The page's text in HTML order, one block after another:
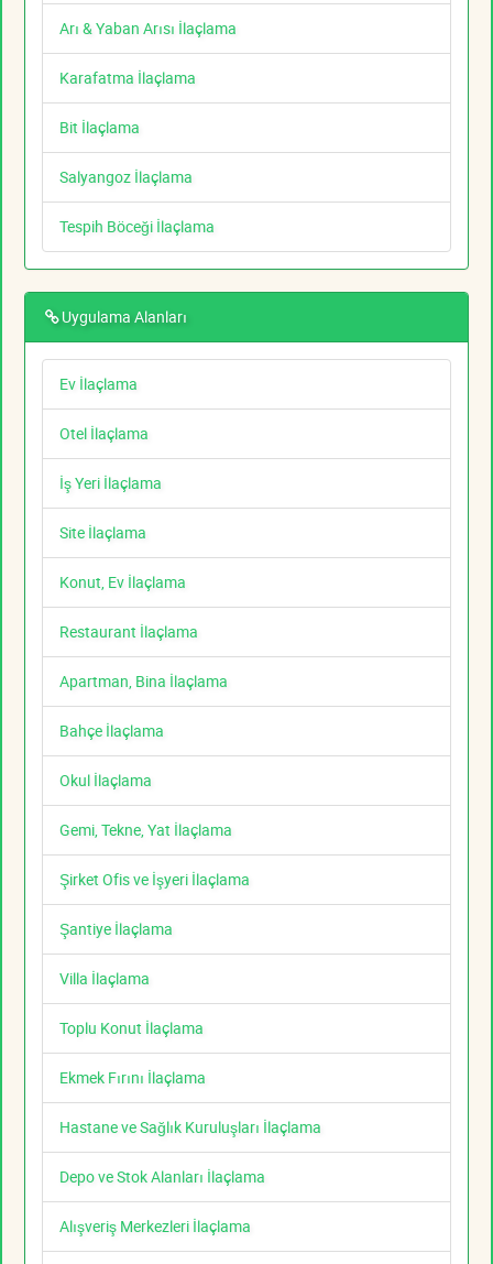
Arı & Yaban Arısı İlaçlama
Karafatma İlaçlama
Bit İlaçlama
Salyangoz İlaçlama
Tespih Böceği İlaçlama
Uygulama Alanları
Ev İlaçlama
Otel İlaçlama
İş Yeri İlaçlama
Site İlaçlama
Konut, Ev İlaçlama
Restaurant İlaçlama
Apartman, Bina İlaçlama
Bahçe İlaçlama
Okul İlaçlama
Gemi, Tekne, Yat İlaçlama
Şirket Ofis ve İşyeri İlaçlama
Şantiye İlaçlama
Villa İlaçlama
Toplu Konut İlaçlama
Ekmek Fırını İlaçlama
Hastane ve Sağlık Kuruluşları İlaçlama
Depo ve Stok Alanları İlaçlama
Alışveriş Merkezleri İlaçlama